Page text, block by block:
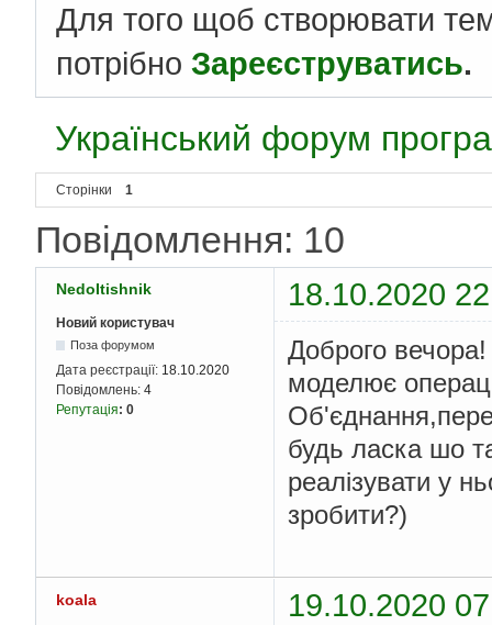
Для того щоб створювати
потрібно Зареєструватись.
Український форум
Сторінки 1
Повідомлення: 10
NedoItishnik 18.10.2020
Новий користувач
Поза форумом
Дата реєстрації: 18.10.2020
Повідомлень: 4
Репутація: 0
Доброго
моделює
будь ласка шо
реалізувати у
зробити?)
koala 19.10.2020